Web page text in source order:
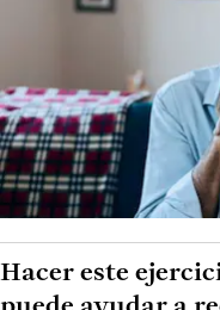
Hacer este